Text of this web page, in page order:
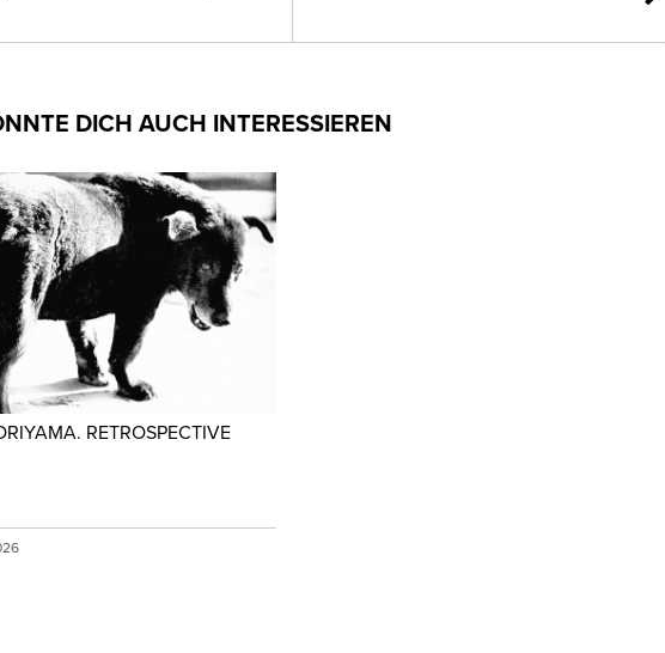
DICH AUCH INTERESSIEREN
RETROSPECTIVE